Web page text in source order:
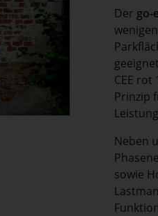
Der go-
CEE
Prinzip
Neben
sowie